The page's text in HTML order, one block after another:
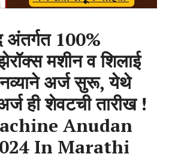
अंतर्गत 100%
मशीन व शिलाई
अर्ज सुरू, येथे
ही शेवटची तारीख !
Anudan
In Marathi